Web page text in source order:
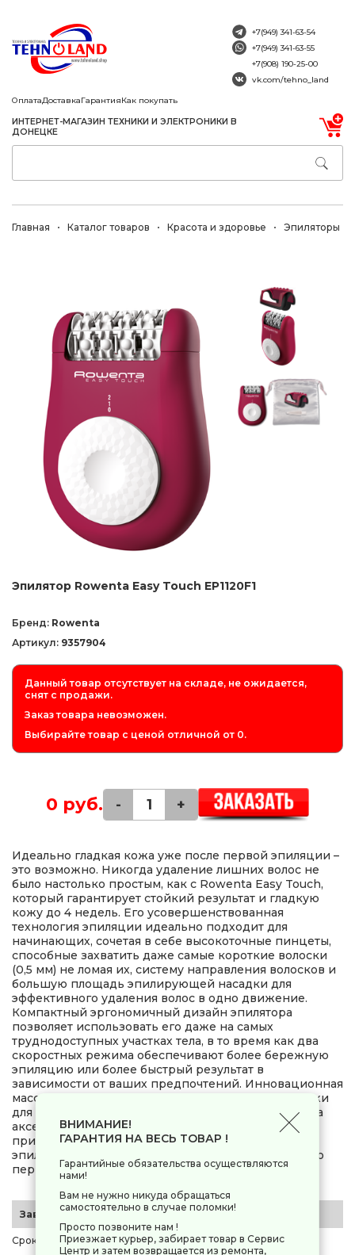
ОплатаДоставкаГарантияКак покупать
ИНТЕРНЕТ-МАГАЗИН ТЕХНИКИ И ЭЛЕКТРОНИКИ В
ДОНЕЦКЕ
+7(949) 341-63-54
+7(949) 341-63-55
+7(908) 190-25-00
vk.com/tehno_land
Главная Каталог товаров Красота и здоровье Эпиляторы
Эпилятор Rowenta Easy Touch EP1120F1
Бренд: Rowenta
Артикул: 9357904
Данный товар отсутствует на складе, не ожидается,
снят с продажи.
Заказ товара невозможен.
Выбирайте товар с ценой отличной от 0.
0 руб. - +
Идеально гладкая кожа уже после первой эпиляции –
это возможно. Никогда удаление лишних волос не
было настолько простым, как с Rowenta Easy Touch,
который гарантирует стойкий результат и гладкую
кожу до 4 недель. Его усовершенствованная
технология эпиляции идеально подходит для
начинающих, сочетая в себе высокоточные пинцеты,
способные захватить даже самые короткие волоски
(0,5 мм) не ломая их, систему направления волосков и
большую площадь эпилирующей насадки для
эффективного удаления волос в одно движение.
Компактный эргономичный дизайн эпилятора
позволяет использовать его даже на самых
труднодоступных участках тела, в то время как два
скоростных режима обеспечивают более бережную
эпиляцию или более быстрый результат в
зависимости от ваших предпочтений. Инновационная
массажная система снижает чувствительность кожи
для более комфортного процесса удаления волос, а
аксессуар для начинающих помогает удерживать
прибор в правильном положении для легкой
эпиляции и максимальной эффективности с самого
первого сеанса.
Заводские данные
Срок эксплуатации 120 мес.
ВНИМАНИЕ!
ГАРАНТИЯ НА ВЕСЬ ТОВАР !
Гарантийные обязательства осуществляются
нами!
Вам не нужно никуда обращаться
самостоятельно в случае поломки!
Просто позвоните нам !
Приезжает курьер, забирает товар в Сервис
Центр и затем возвращается из ремонта,